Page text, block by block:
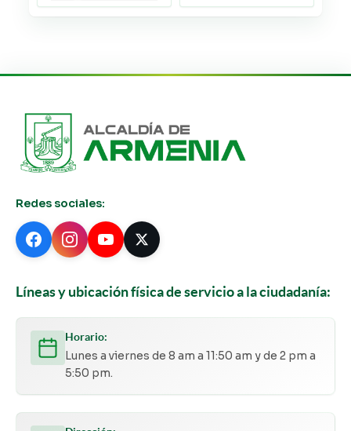
Redes sociales:
Líneas y ubicación física de servicio a la ciudadanía:
Horario:
Lunes a viernes de 8 am a 11:50 am y de 2 pm a
5:50 pm.